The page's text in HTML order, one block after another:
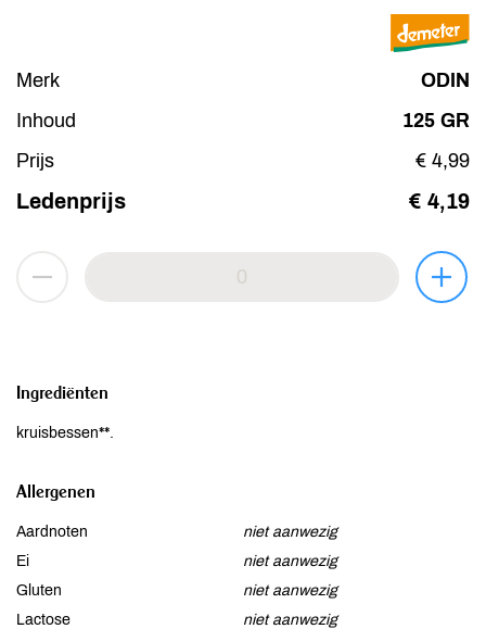
Merk
ODIN
Inhoud
125 GR
Prijs
€ 4,99
Ledenprijs € 4,19
Ingrediënten
kruisbessen**.
Allergenen
Aardnoten
niet aanwezig
Ei
niet aanwezig
Gluten
niet aanwezig
Lactose
niet aanwezig